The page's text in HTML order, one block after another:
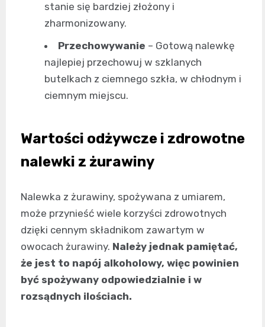
stanie się bardziej złożony i
zharmonizowany.
Przechowywanie – Gotową nalewkę
najlepiej przechowuj w szklanych
butelkach z ciemnego szkła, w chłodnym i
ciemnym miejscu.
Wartości odżywcze i zdrowotne
nalewki z żurawiny
Nalewka z żurawiny, spożywana z umiarem,
może przynieść wiele korzyści zdrowotnych
dzięki cennym składnikom zawartym w
owocach żurawiny. Należy jednak pamiętać,
że jest to napój alkoholowy, więc powinien
być spożywany odpowiedzialnie i w
rozsądnych ilościach.